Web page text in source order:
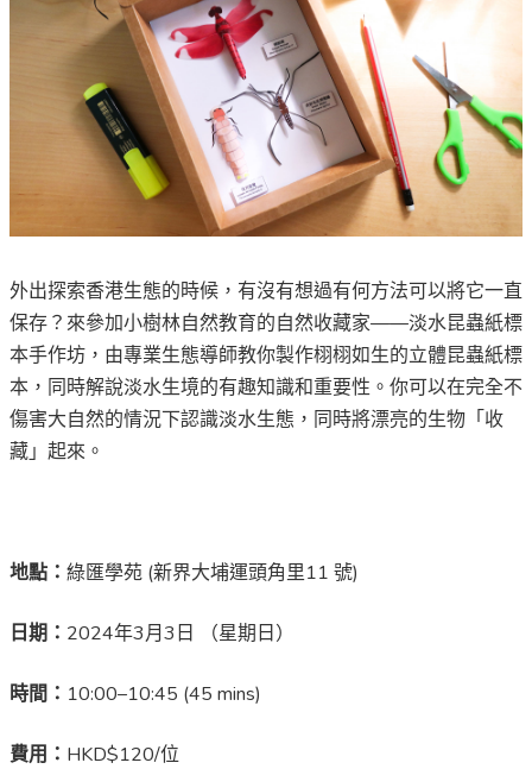
外出探索香港生態的時候，有沒有想過有何方法可以將它一直
保存？來參加小樹林自然教育的自然收藏家——淡水昆蟲紙標
本手作坊，由專業生態導師教你製作栩栩如生的立體昆蟲紙標
本，同時解說淡水生境的有趣知識和重要性。你可以在完全不
傷害大自然的情況下認識淡水生態，同時將漂亮的生物「收
藏」起來。
地點： 綠匯學苑 (新界大埔運頭角里11 號)
日期： 2024年3月3日 （星期日）
時間： 10:00–10:45 (45 mins)
費用： HKD$120/位